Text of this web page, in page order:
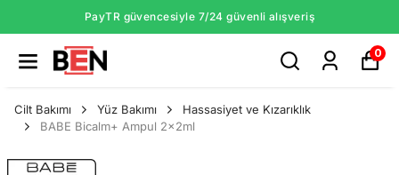
PayTR güvencesiyle 7/24 güvenli alışveriş
0
Cilt Bakımı Yüz Bakımı
Hassasiyet ve Kızarıklık
BABE Bicalm+ Ampul 2x2ml